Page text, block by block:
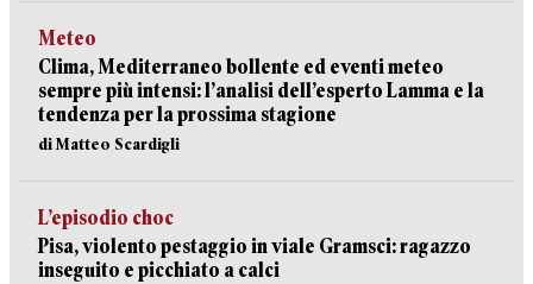
Meteo
Clima, Mediterraneo bollente ed eventi meteo
sempre più intensi: l’analisi dell’esperto Lamma e la
tendenza per la prossima stagione
di Matteo Scardigli
L’episodio choc
Pisa, violento pestaggio in viale Gramsci: ragazzo
inseguito e picchiato a calci